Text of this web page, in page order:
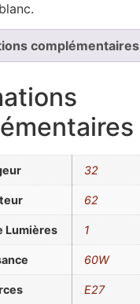
complémentaires
32
62
Lumières 1
60W
E27